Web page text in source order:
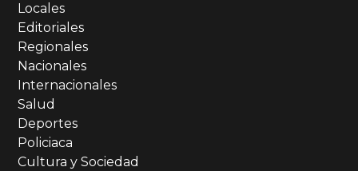
Locales
Editoriales
Regionales
Nacionales
Internacionales
Salud
Deportes
Policiaca
Cultura y Sociedad